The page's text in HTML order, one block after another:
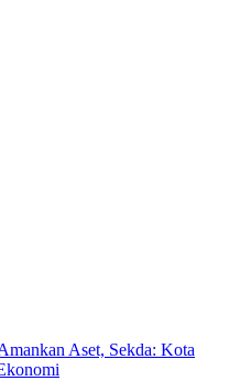
Aset, Sekda: Kota